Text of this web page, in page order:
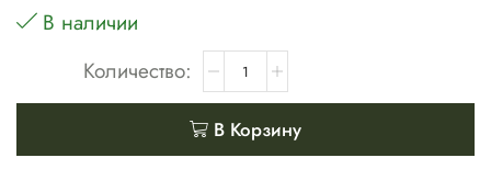
В наличии
В Корзину